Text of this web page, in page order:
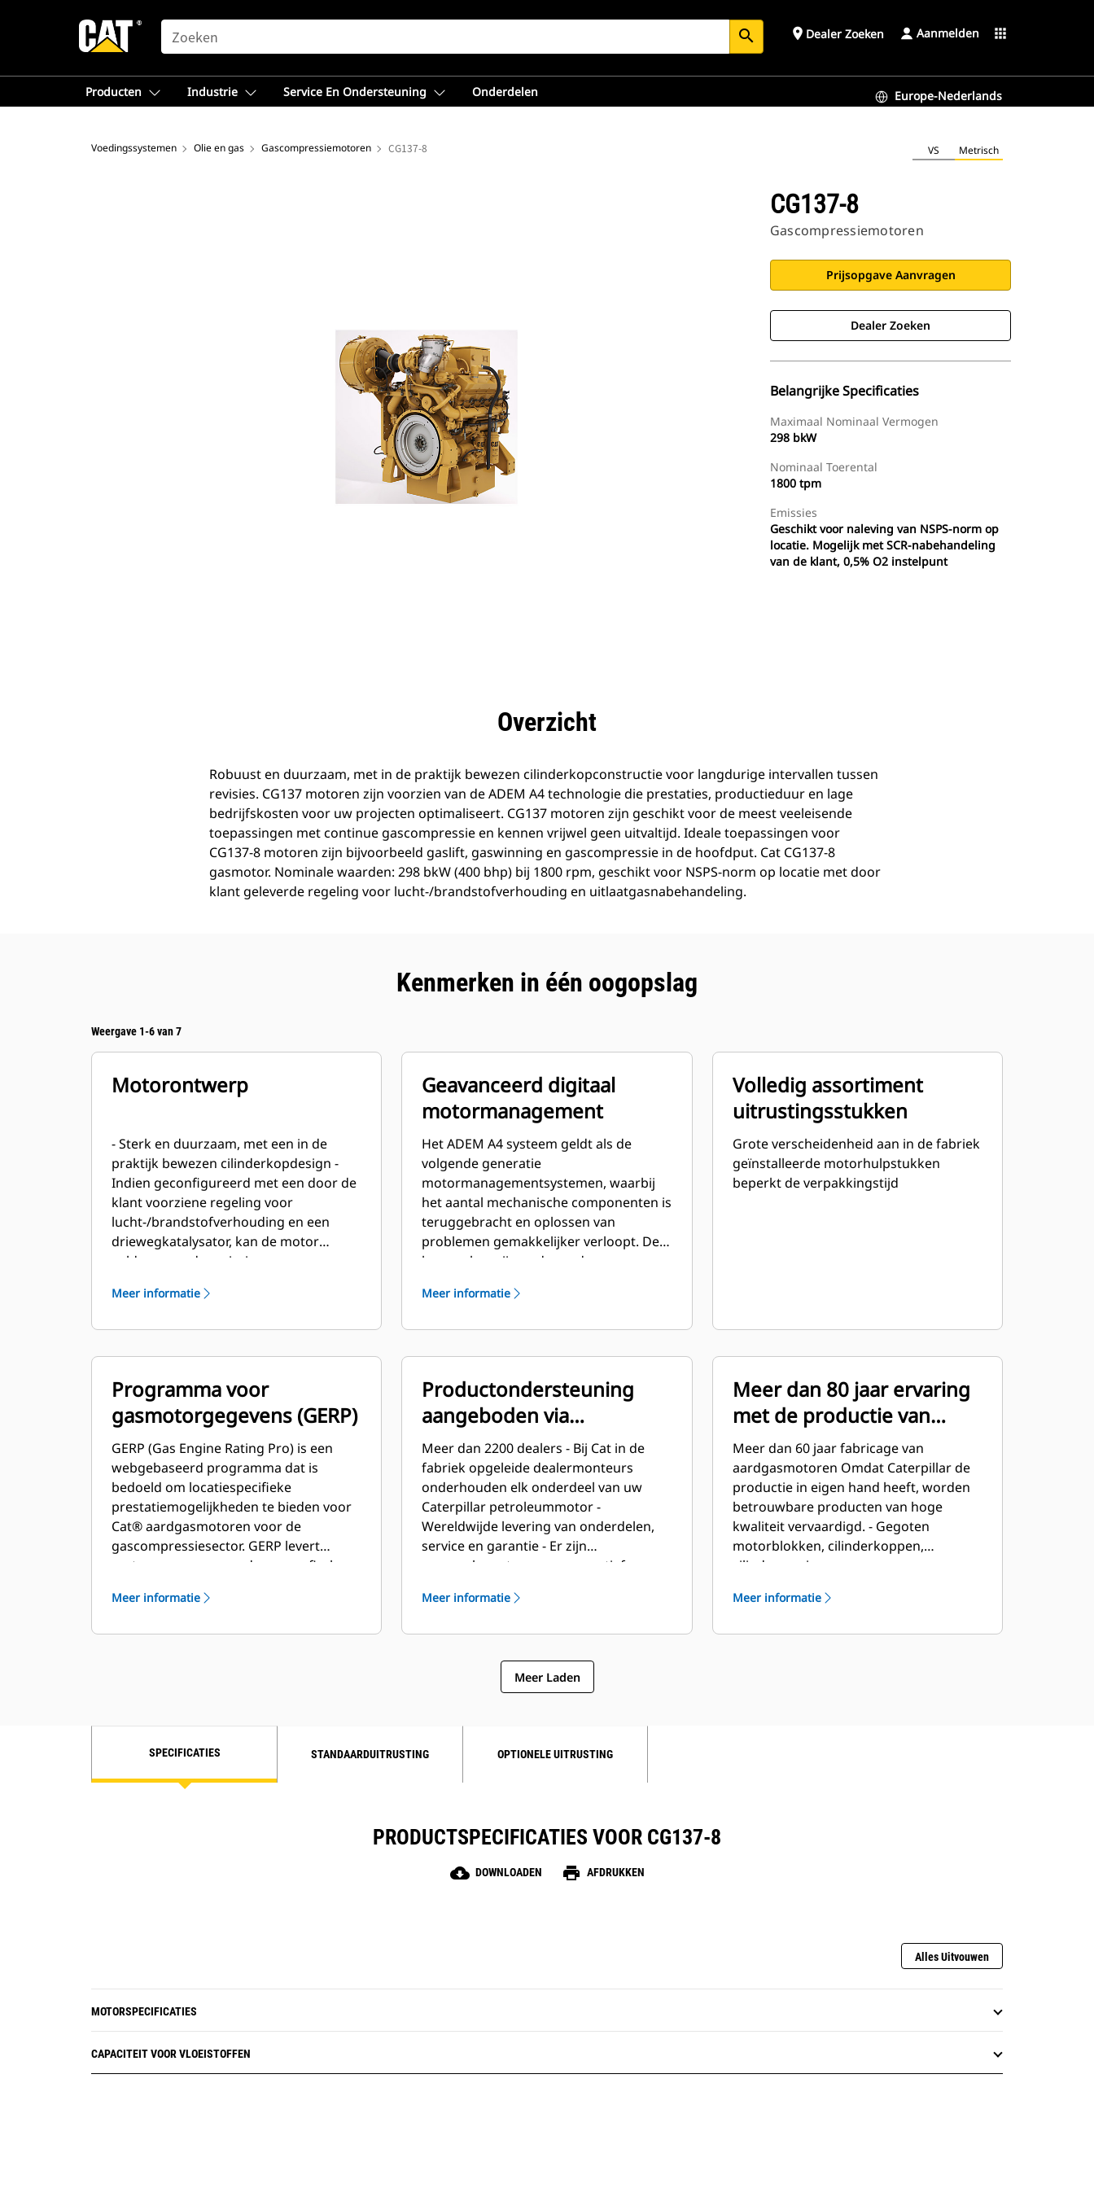
SEARCH search place Dealer Zoeken Aanmelden apps
Producten Industrie Service En Ondersteuning Onderdelen Europe-Nederlands
Voedingssystemen Olie en gas Gascompressiemotoren CG137-8 VS Metrisch
CG137-8
Gascompressiemotoren
Prijsopgave Aanvragen
Dealer Zoeken
Belangrijke Specificaties
Maximaal Nominaal Vermogen
298 bkW
Nominaal Toerental
1800 tpm
Emissies
Geschikt voor naleving van NSPS-norm op
locatie. Mogelijk met SCR-nabehandeling
van de klant, 0,5% O2 instelpunt
Overzicht
Robuust en duurzaam, met in de praktijk bewezen cilinderkopconstructie voor langdurige intervallen tussen
revisies. CG137 motoren zijn voorzien van de ADEM A4 technologie die prestaties, productieduur en lage
bedrijfskosten voor uw projecten optimaliseert. CG137 motoren zijn geschikt voor de meest veeleisende
toepassingen met continue gascompressie en kennen vrijwel geen uitvaltijd. Ideale toepassingen voor
CG137-8 motoren zijn bijvoorbeeld gaslift, gaswinning en gascompressie in de hoofdput. Cat CG137-8
gasmotor. Nominale waarden: 298 bkW (400 bhp) bij 1800 rpm, geschikt voor NSPS-norm op locatie met door
klant geleverde regeling voor lucht-/brandstofverhouding en uitlaatgasnabehandeling.
Kenmerken in één oogopslag
Weergave 1-6 van 7
Motorontwerp
- Sterk en duurzaam, met een in de
praktijk bewezen cilinderkopdesign -
Indien geconfigureerd met een door de
klant voorziene regeling voor
lucht-/brandstofverhouding en een
driewegkatalysator, kan de motor
voldoen aan de emissienormen voor
luchtkwaliteit. - Geïntegreerd
tijd voor de motor - Bedieningspaneel
voor gebruiker maakt instellen en
onderhoud mogelijk zonder laptop -
Draait op uiteenlopende reeks
emissieniveau - Af fabriek geïnstalleerde
componenten met enkel
verbindingspunt vergemakkelijkt
verpakking
Meer informatie
Geavanceerd digitaal
motormanagement
Het ADEM A4 systeem geldt als de
volgende generatie
motormanagementsystemen, waarbij
het aantal mechanische componenten is
teruggebracht en oplossen van
problemen gemakkelijker verloopt. De
kenmerken zijn onder andere: •
regeling/toerentalbediening • Start/stop
Meer informatie
Volledig assortiment
uitrustingsstukken
Grote verscheidenheid aan in de fabriek
geïnstalleerde motorhulpstukken
beperkt de verpakkingstijd
Programma voor
gasmotorgegevens (GERP)
GERP (Gas Engine Rating Pro) is een
webgebaseerd programma dat is
bedoeld om locatiespecifieke
prestatiemogelijkheden te bieden voor
Cat® aardgasmotoren voor de
gascompressiesector. GERP levert
motorgegevens voor de geografische
omgevingstemperatuur, brandstof,
Meer informatie
Productondersteuning
aangeboden via
wereldwijde Cat dealers
Meer dan 2200 dealers - Bij Cat in de
fabriek opgeleide dealermonteurs
onderhouden elk onderdeel van uw
Caterpillar petroleummotor -
Wereldwijde levering van onderdelen,
service en garantie - Er zijn
overeenkomsten voor preventief
reparaties uitgevoerd kunnen worden
programma vergelijkt uw olie- en
koelvloeistofmonsters met een aantal
van: - Interne conditie van
ongewenste vloeistoffen - Aanwezigheid
van nevenproducten verbranding -
Meer informatie
Meer dan 80 jaar ervaring
met de productie van
motoren
Meer dan 60 jaar fabricage van
aardgasmotoren Omdat Caterpillar de
productie in eigen hand heeft, worden
betrouwbare producten van hoge
kwaliteit vervaardigd. - Gegoten
motorblokken, cilinderkoppen,
cilindervoeringen en
machinecomponenten - Assemblage
Meer informatie
Meer Laden
SPECIFICATIES STANDAARDUITRUSTING OPTIONELE UITRUSTING
PRODUCTSPECIFICATIES VOOR CG137-8
cloud_download DOWNLOADEN print AFDRUKKEN
Alles Uitvouwen
MOTORSPECIFICATIES
CAPACITEIT VOOR VLOEISTOFFEN